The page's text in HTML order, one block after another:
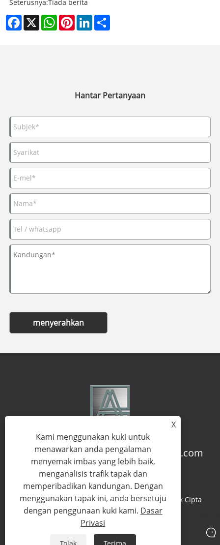
Seterusnya:Tiada berita
Facebook
X WhatsAppPinterestLinkedIn
Hantar Pertanyaan
menyerahkan
+86-18957322071 coco@qj-alu.com
Hak Cipta © 2023 Aluassy Aluminium Co., Ltd. Hak Cipta
Terpelihara.
Sitemap RSS
X
Kami menggunakan kuki untuk
menawarkan anda pengalaman
menyemak imbas yang lebih baik,
menganalisis trafik tapak dan
memperibadikan kandungan. Dengan
menggunakan tapak ini, anda bersetuju
dengan penggunaan kuki kami. Dasar
Privasi